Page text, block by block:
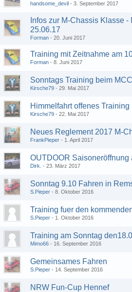
handsome_devil 3. September 2017
Infos zur M-Chassis Klasse
25.06.17
Forman 20. Juni 2017
Training mit Zeitnahme am
Forman 8. Juni 2017
Sonntags Training beim
Kirsche79 29. Mai 2017
Himmelfahrt offenes
Kirsche79 22. Mai 2017
Neues Reglement 2017 M-
FrankPieper 1. April 2017
OUTDOOR Saisoneröffnung
Dirk. 23. März 2017
Sonntag 9.10 Fahren in
S.Pieper 8. Oktober 2016
Training fuer den
S.Pieper 1. Oktober 2016
Training am Sonntag
Mimo66 16. September 2016
Gemeinsames Fahren
S.Pieper 14. September 2016
NRW Fun-Cup Hennef